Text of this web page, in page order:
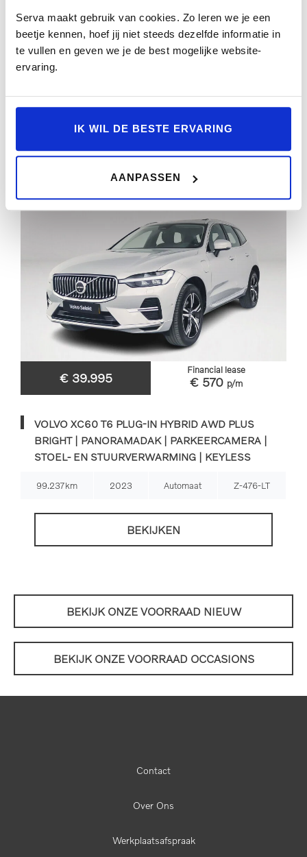
Serva maakt gebruik van cookies. Zo leren we je een
beetje kennen, hoef jij niet steeds dezelfde informatie in
te vullen en geven we je de best mogelijke website-
ervaring.
IK WIL DE BESTE ERVARING
AANPASSEN
PARKEERCAMERA | HARMAN KARDON | STOEL-
EN STUURVERWARMING | TREKHAAK
63.587km 2024 Automaat
BEKIJKEN
€ 39.995
Financial lease
€ 570 p/m
VOLVO XC60 T6 PLUG-IN HYBRID AWD PLUS
BRIGHT | PANORAMADAK | PARKEERCAMERA |
STOEL- EN STUURVERWARMING | KEYLESS
99.237km 2023 Automaat Z-476-LT
BEKIJKEN
BEKIJK ONZE VOORRAAD NIEUW
BEKIJK ONZE VOORRAAD OCCASIONS
Contact
Over Ons
Werkplaatsafspraak